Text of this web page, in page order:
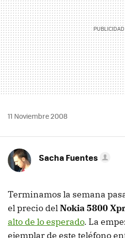
11 Noviembre 2008
Sacha Fuentes
Terminamos la semana
el precio delNokia 5800
alto de lo esperado. La
ejemplar de este teléfono